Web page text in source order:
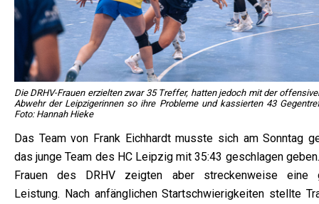
Die DRHV-Frauen erzielten zwar 35 Treffer, hatten jedoch mit der
Abwehr der Leipzigerinnen so ihre Probleme und kassierten 43
Foto: Hannah Hieke
Das Team von Frank Eichhardt musste sich am Sonntag
das junge Team des HC Leipzig mit 35:43 geschlagen
Frauen des DRHV zeigten aber streckenweise eine
Leistung. Nach anfänglichen Startschwierigkeiten stellte